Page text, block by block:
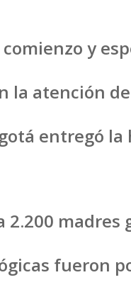
y
la atención
entregó
fueron